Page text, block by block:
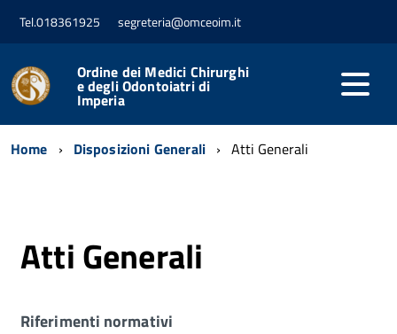
Tel.018361925 segreteria@omceoim.it
Ordine dei Medici Chirurghi
e degli Odontoiatri di
Imperia
Home Disposizioni Generali Atti Generali
Atti Generali
Riferimenti normativi